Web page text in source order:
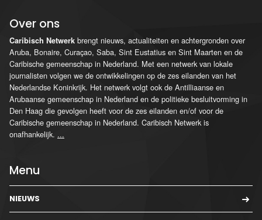
Over ons
Caribisch Netwerk brengt nieuws, actualiteiten en achtergronden over
Aruba, Bonaire, Curaçao, Saba, Sint Eustatius en Sint Maarten en de
Caribische gemeenschap in Nederland. Met een netwerk van lokale
journalisten volgen we de ontwikkelingen op de zes eilanden van het
Nederlandse Koninkrijk. Het netwerk volgt ook de Antilliaanse en
Arubaanse gemeenschap in Nederland en de politieke besluitvorming in
Den Haag die gevolgen heeft voor de zes eilanden en/of voor de
Caribische gemeenschap in Nederland. Caribisch Netwerk is
onafhankelijk. ...
Menu
NIEUWS